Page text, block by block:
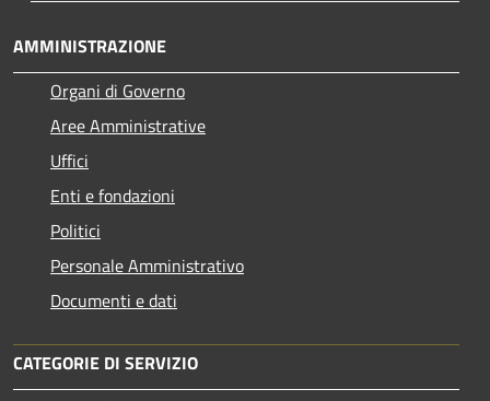
AMMINISTRAZIONE
Organi di Governo
Aree Amministrative
Uffici
Enti e fondazioni
Politici
Personale Amministrativo
Documenti e dati
CATEGORIE DI SERVIZIO